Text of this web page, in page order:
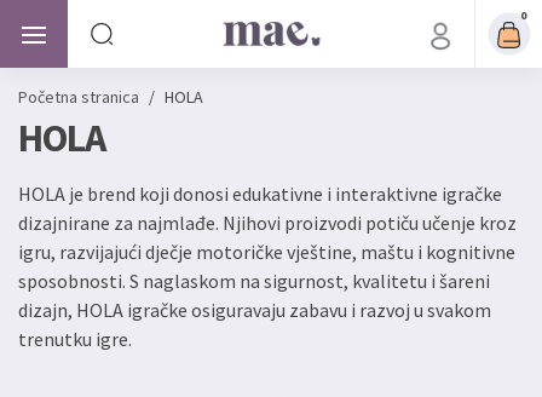
0
Početna stranica / HOLA
HOLA
HOLA je brend koji donosi edukativne i interaktivne igračke
dizajnirane za najmlađe. Njihovi proizvodi potiču učenje kroz
igru, razvijajući dječje motoričke vještine, maštu i kognitivne
sposobnosti. S naglaskom na sigurnost, kvalitetu i šareni
dizajn, HOLA igračke osiguravaju zabavu i razvoj u svakom
trenutku igre.